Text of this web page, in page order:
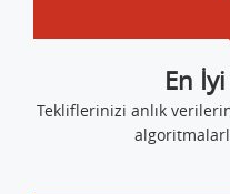
En
Tekliflerinizi anlık